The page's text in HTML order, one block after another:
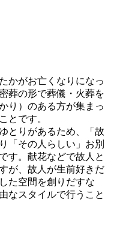
かがお亡くなりになっ
葬の形で葬儀・火葬を
り）のある方が集まっ
とです。
とりがあるため、「故
「その人らしい」お別
す。献花などで故人と
が、故人が生前好きだ
た空間を創りだすな
なスタイルで行うこと